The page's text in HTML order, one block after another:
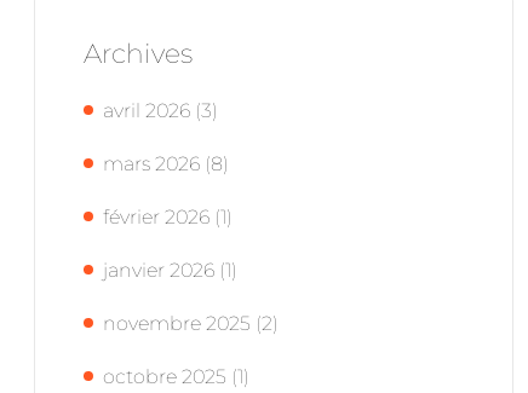
Archives
avril 2026 (3)
mars 2026 (8)
février 2026 (1)
janvier 2026 (1)
novembre 2025 (2)
octobre 2025 (1)